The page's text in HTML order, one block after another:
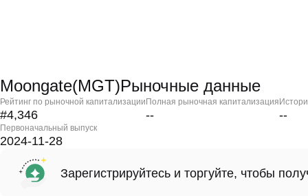
Moongate(MGT)Рыночные данные
Рейтинг по рыночной капитализации
#4,346
Полная рыночная капитализация
-- --
Первоначальный выпуск
2024-11-28
Зарегистрируйтесь и торгуйте, чтобы